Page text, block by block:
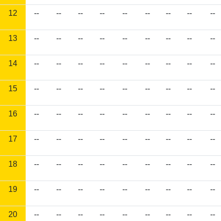
12 -- -- -- -- -- -- -- -- --
13 -- -- -- -- -- -- -- -- --
14 -- -- -- -- -- -- -- -- --
15 -- -- -- -- -- -- -- -- --
16 -- -- -- -- -- -- -- -- --
17 -- -- -- -- -- -- -- -- --
18 -- -- -- -- -- -- -- -- --
19 -- -- -- -- -- -- -- -- --
20 -- -- -- -- -- -- -- -- --